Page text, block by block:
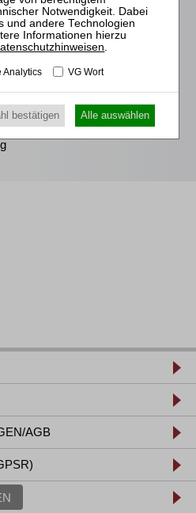
und Praxistipps bei
AGB
.
Analytics VG Wort
bestätigen Alle auswählen